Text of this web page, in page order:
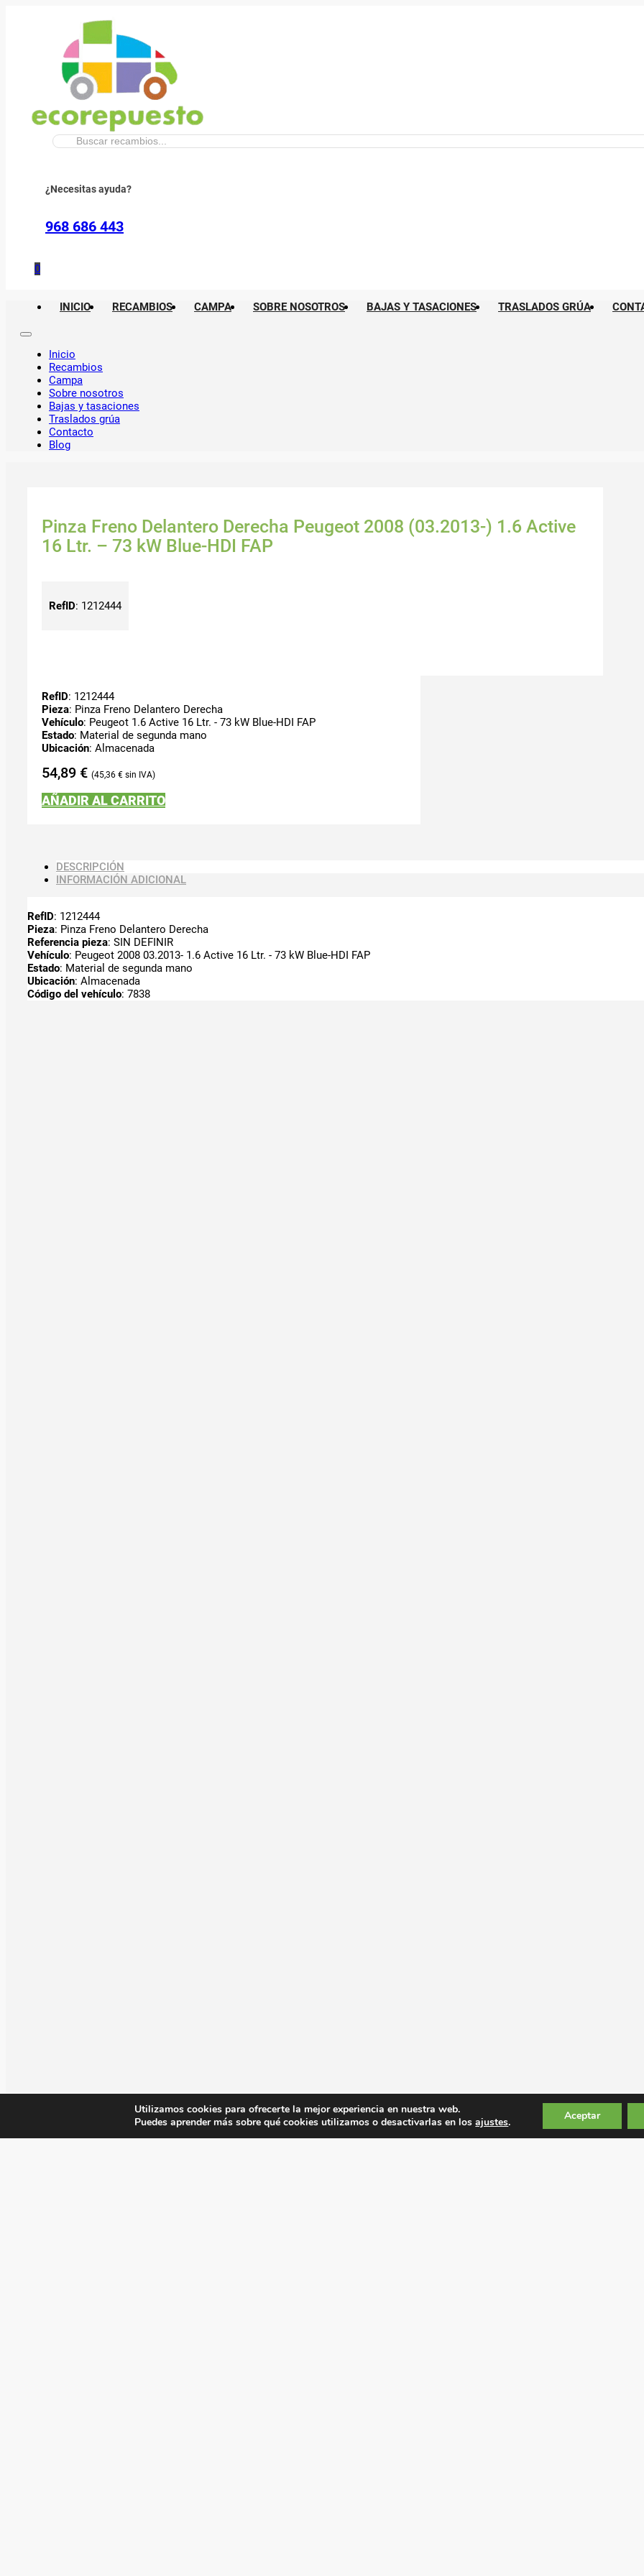
Buscar:
¿Necesitas ayuda?
968 686 443
0
INICIO RECAMBIOS CAMPA SOBRE NOSOTROS BAJAS Y TASACIONES TRASLADOS GRÚA
Inicio
Recambios
Campa
Sobre nosotros
Bajas y tasaciones
Traslados grúa
Contacto
Blog
Pinza Freno Delantero Derecha Peugeot 2008 (03.2013-) 1.6 Active
16 Ltr. – 73 kW Blue-HDI FAP
RefID: 1212444
RefID: 1212444
Pieza: Pinza Freno Delantero Derecha
Vehículo: Peugeot 1.6 Active 16 Ltr. - 73 kW Blue-HDI FAP
Estado: Material de segunda mano
Ubicación: Almacenada
54,89 € 45,36 €
AÑADIR AL CARRITO
DESCRIPCIÓN
INFORMACIÓN ADICIONAL
RefID: 1212444
Pieza: Pinza Freno Delantero Derecha
Referencia pieza: SIN DEFINIR
Vehículo: Peugeot 2008 03.2013- 1.6 Active 16 Ltr. - 73 kW Blue-HDI FAP
Estado: Material de segunda mano
Ubicación: Almacenada
Código del vehículo: 7838
Utilizamos cookies para ofrecerte la mejor experiencia en nuestra web.
Puedes aprender más sobre qué cookies utilizamos o desactivarlas en losajustes. Aceptar